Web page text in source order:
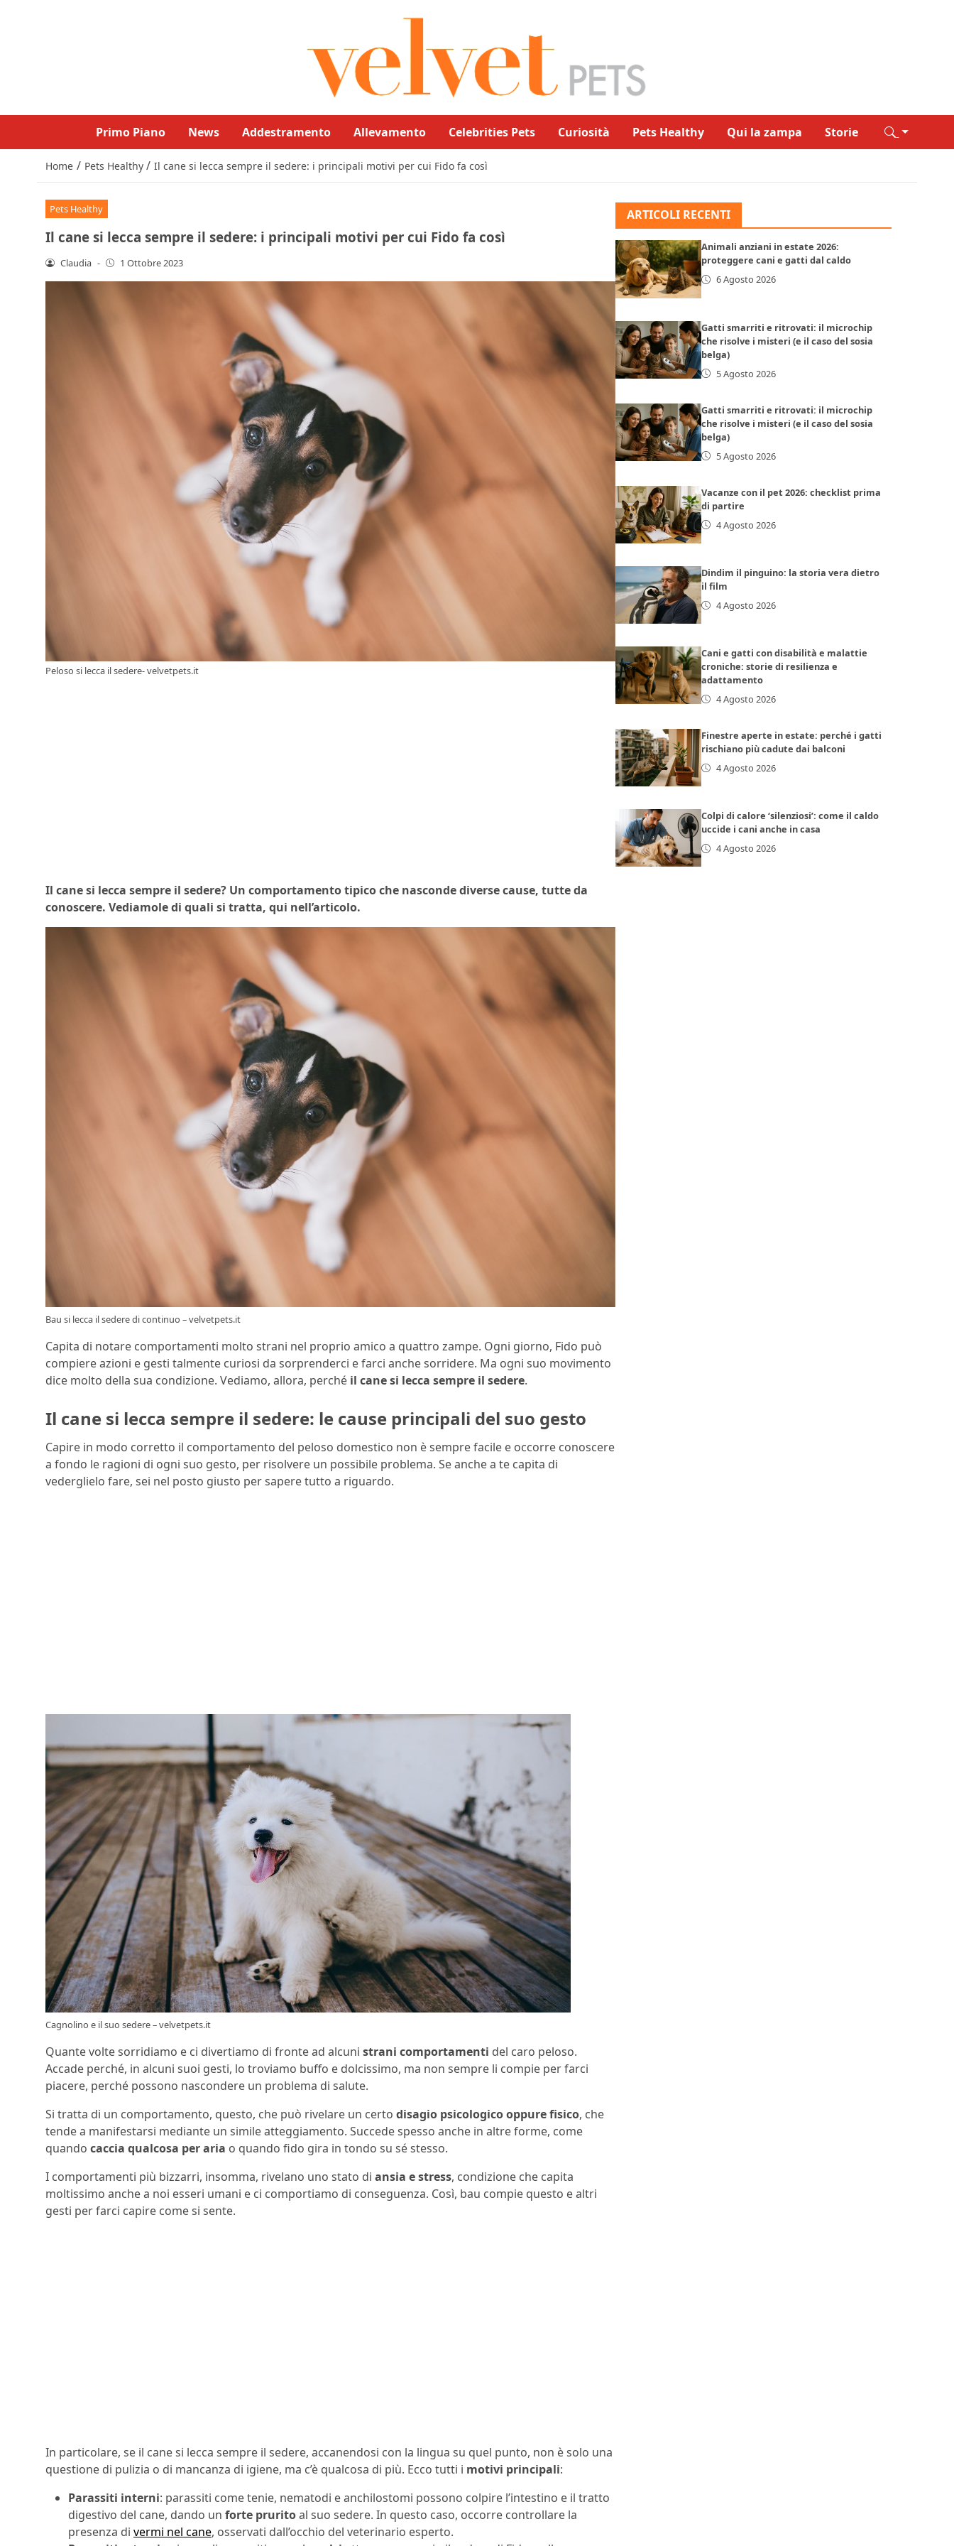
Primo Piano News Addestramento Allevamento Celebrities Pets Curiosità Pets Healthy Qui la zampa Storie
Home / Pets Healthy / Il cane si lecca sempre il sedere: i principali motivi per cui Fido fa così
Pets Healthy
Il cane si lecca sempre il sedere: i principali motivi per cui Fido fa così
Claudia - 1 Ottobre 2023
Peloso si lecca il sedere- velvetpets.it
Il cane si lecca sempre il sedere? Un comportamento tipico che nasconde diverse cause, tutte da
conoscere. Vediamole di quali si tratta, qui nell’articolo.
Bau si lecca il sedere di continuo – velvetpets.it
Capita di notare comportamenti molto strani nel proprio amico a quattro zampe. Ogni giorno, Fido può
compiere azioni e gesti talmente curiosi da sorprenderci e farci anche sorridere. Ma ogni suo movimento
dice molto della sua condizione. Vediamo, allora, perché il cane si lecca sempre il sedere.
Il cane si lecca sempre il sedere: le cause principali del suo gesto
Capire in modo corretto il comportamento del peloso domestico non è sempre facile e occorre conoscere
a fondo le ragioni di ogni suo gesto, per risolvere un possibile problema. Se anche a te capita di
vederglielo fare, sei nel posto giusto per sapere tutto a riguardo.
Cagnolino e il suo sedere – velvetpets.it
Quante volte sorridiamo e ci divertiamo di fronte ad alcuni strani comportamenti del caro peloso.
Accade perché, in alcuni suoi gesti, lo troviamo buffo e dolcissimo, ma non sempre li compie per farci
piacere, perché possono nascondere un problema di salute.
Si tratta di un comportamento, questo, che può rivelare un certo disagio psicologico oppure fisico, che
tende a manifestarsi mediante un simile atteggiamento. Succede spesso anche in altre forme, come
quando caccia qualcosa per aria o quando fido gira in tondo su sé stesso.
I comportamenti più bizzarri, insomma, rivelano uno stato di ansia e stress, condizione che capita
moltissimo anche a noi esseri umani e ci comportiamo di conseguenza. Così, bau compie questo e altri
gesti per farci capire come si sente.
In particolare, se il cane si lecca sempre il sedere, accanendosi con la lingua su quel punto, non è solo una
questione di pulizia o di mancanza di igiene, ma c’è qualcosa di più. Ecco tutti i motivi principali:
Parassiti interni: parassiti come tenie, nematodi e anchilostomi possono colpire l’intestino e il tratto
digestivo del cane, dando un forte pruritoal suo sedere. In questo caso, occorre controllare la
presenza di vermi nel cane, osservati dall’occhio del veterinario esperto.
ARTICOLI RECENTI
Animali anziani in estate 2026:
proteggere cani e gatti dal caldo
6 Agosto 2026
Gatti smarriti e ritrovati: il microchip
che risolve i misteri (e il caso del sosia
belga)
5 Agosto 2026
Gatti smarriti e ritrovati: il microchip
che risolve i misteri (e il caso del sosia
belga)
5 Agosto 2026
Vacanze con il pet 2026: checklist prima
di partire
4 Agosto 2026
Dindim il pinguino: la storia vera dietro
il film
4 Agosto 2026
Cani e gatti con disabilità e malattie
croniche: storie di resilienza e
adattamento
4 Agosto 2026
Finestre aperte in estate: perché i gatti
rischiano più cadute dai balconi
4 Agosto 2026
Colpi di calore ‘silenziosi’: come il caldo
uccide i cani anche in casa
4 Agosto 2026